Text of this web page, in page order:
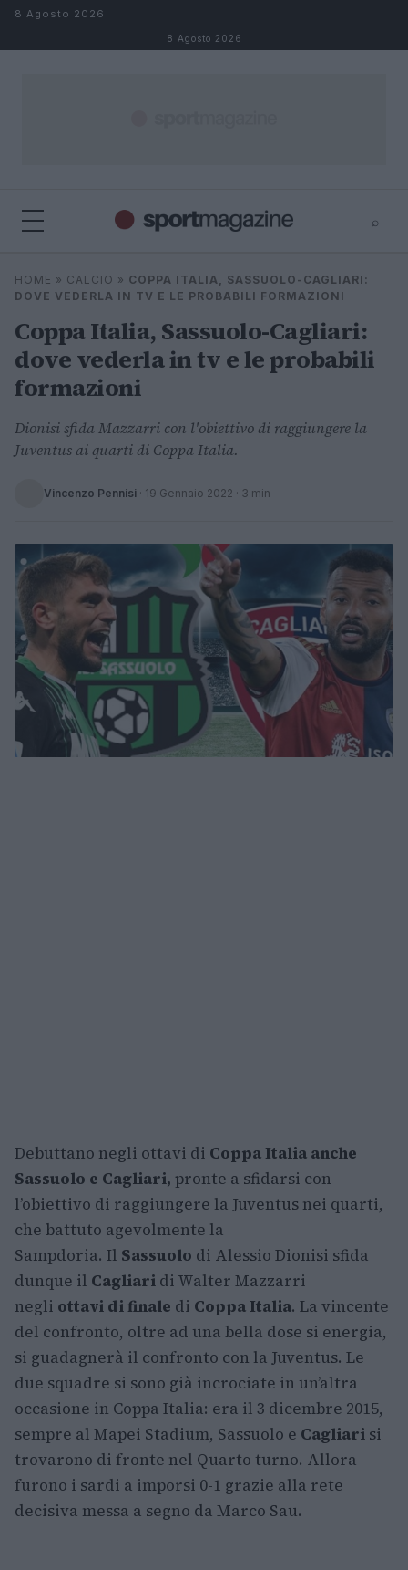
Salta al contenuto
8 Agosto 2026
8 Agosto 2026
⌕
Cerca
⌕
HOME » CALCIO » COPPA ITALIA, SASSUOLO-CAGLIARI:
DOVE VEDERLA IN TV E LE PROBABILI FORMAZIONI
Coppa Italia, Sassuolo-Cagliari:
dove vederla in tv e le probabili
formazioni
Dionisi sfida Mazzarri con l'obiettivo di raggiungere la
Juventus ai quarti di Coppa Italia.
Vincenzo Pennisi · 19 Gennaio 2022 · 3 min
Debuttano negli ottavi di Coppa Italia anche
Sassuolo e Cagliari, pronte a sfidarsi con
l’obiettivo di raggiungere la Juventus nei quarti,
che battuto agevolmente la
Sampdoria. Il Sassuolo di Alessio Dionisi sfida
dunque il Cagliari di Walter Mazzarri
negli ottavi di finale di Coppa Italia. La vincente
del confronto, oltre ad una bella dose si energia,
si guadagnerà il confronto con la Juventus. Le
due squadre si sono già incrociate in un’altra
occasione in Coppa Italia: era il 3 dicembre 2015,
sempre al Mapei Stadium, Sassuolo e Cagliari si
trovarono di fronte nel Quarto turno. Allora
furono i sardi a imporsi 0-1 grazie alla rete
decisiva messa a segno da Marco Sau.